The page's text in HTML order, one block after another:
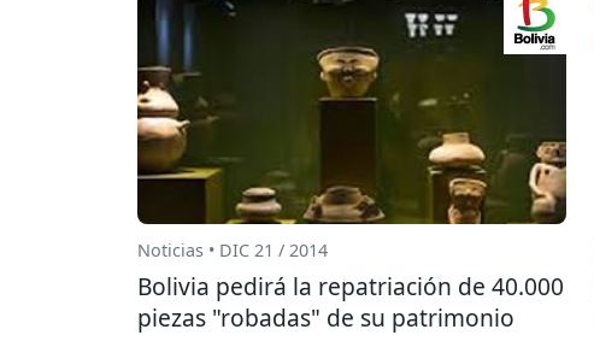
Noticias • DIC 21 / 2014
Bolivia pedirá la repatriación de 40.000
piezas "robadas" de su patrimonio